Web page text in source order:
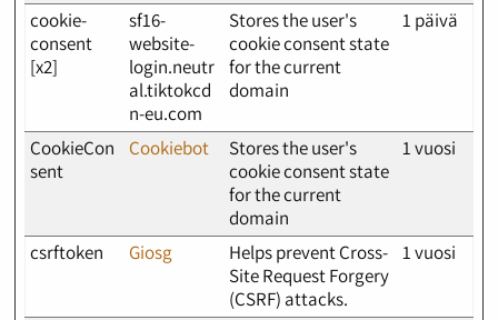
cookie-
consent
[x2]
sf16-
website-
login.neutr
al.tiktokcd
n-eu.com
Stores the user's
cookie consent state
for the current
domain
1 päivä
CookieCon
sent
Cookiebot
Stores the user's
cookie consent state
for the current
domain
1 vuosi
csrftoken Giosg
Helps prevent Cross-
Site Request Forgery
(CSRF) attacks.
1 vuosi